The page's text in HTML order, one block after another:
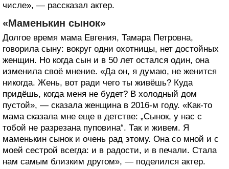
числе», — рассказал актер.
«Маменькин сынок»
Долгое время мама Евгения, Тамара Петровна,
говорила сыну: вокруг одни охотницы, нет достойных
женщин. Но когда сын и в 50 лет остался один, она
изменила своё мнение. «Да он, я думаю, не женится
никогда. Жень, вот ради чего ты живёшь? Куда
придёшь, когда меня не будет? В холодный дом
пустой», — сказала женщина в 2016-м году. «Как-то
мама сказала мне еще в детстве: „Сынок, у нас с
тобой не разрезана пуповина“. Так и живем. Я
маменькин сынок и очень рад этому. Она со мной и с
моей сестрой всегда: и в радости, и в печали. Стала
нам самым близким другом», — поделился актер.